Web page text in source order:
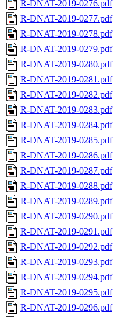
R-DNAT-2019-0276.pdf
R-DNAT-2019-0277.pdf
R-DNAT-2019-0278.pdf
R-DNAT-2019-0279.pdf
R-DNAT-2019-0280.pdf
R-DNAT-2019-0281.pdf
R-DNAT-2019-0282.pdf
R-DNAT-2019-0283.pdf
R-DNAT-2019-0284.pdf
R-DNAT-2019-0285.pdf
R-DNAT-2019-0286.pdf
R-DNAT-2019-0287.pdf
R-DNAT-2019-0288.pdf
R-DNAT-2019-0289.pdf
R-DNAT-2019-0290.pdf
R-DNAT-2019-0291.pdf
R-DNAT-2019-0292.pdf
R-DNAT-2019-0293.pdf
R-DNAT-2019-0294.pdf
R-DNAT-2019-0295.pdf
R-DNAT-2019-0296.pdf